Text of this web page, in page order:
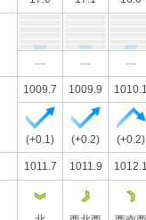
--- --- ---
1009.7 1009.9
(+0.1) (+0.2) (+0.2)
1011.7 1011.9